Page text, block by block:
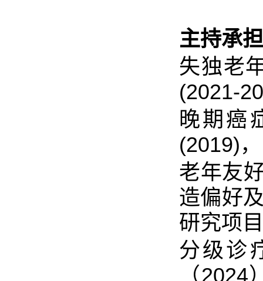
主持承
失独老
(2021-
晚期癌
(2019)
老年友
造偏好
研究项目
分级诊
（